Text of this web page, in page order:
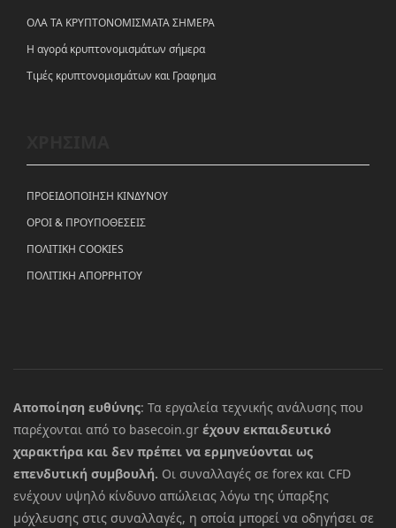
ΟΛΑ ΤΑ ΚΡΥΠΤΟΝΟΜΙΣΜΑΤΑ ΣΗΜΕΡΑ
Η αγορά κρυπτονομισμάτων σήμερα
Tιμές κρυπτονομισμάτων και Γραφημα
ΠΡΟΕΙΔΟΠΟΙΗΣΗ ΚΙΝΔΥΝΟΥ
ΟΡΟΙ & ΠΡΟΥΠΟΘΕΣΕΙΣ
ΠΟΛΙΤΙΚΗ COOKIES
ΠΟΛΙΤΙΚΗ ΑΠΟΡΡΗΤΟΥ
Αποποίηση ευθύνης: Τα εργαλεία τεχνικής ανάλυσης που
παρέχονται από το basecoin.gr έχουν εκπαιδευτικό
χαρακτήρα και δεν πρέπει να ερμηνεύονται ως
επενδυτική συμβουλή. Οι συναλλαγές σε forex και CFD
ενέχουν υψηλό κίνδυνο απώλειας λόγω της ύπαρξης
μόχλευσης στις συναλλαγές, η οποία μπορεί να οδηγήσει σε